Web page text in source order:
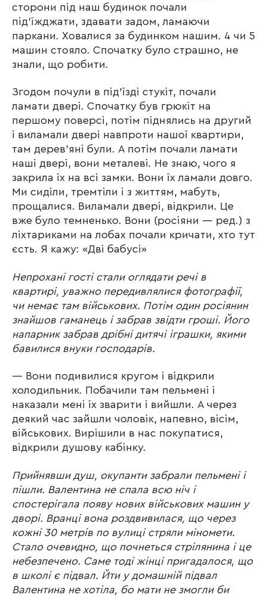
сторони під наш будинок почали
під’їжджати, здавати задом, ламаючи
паркани. Ховалися за будинком нашим. 4 чи 5
машин стояло. Спочатку було страшно, не
знали, що робити.
Згодом почули в під’їзді стукіт, почали
ламати двері. Спочатку був грюкіт на
першому поверсі, потім піднялись на другий
і виламали двері навпроти нашої квартири,
там дерев’яні були. А потім почали ламати
наші двері, вони металеві. Не знаю, чого я
закрила їх на всі замки. Вони їх ламали довго.
Ми сиділи, тремтіли і з життям, мабуть,
прощалися. Виламали двері, відкрили. Це
вже було темненько. Вони (росіяни — ред.) з
ліхтариками на лобах почали кричати, хто тут
єсть. Я кажу: «Дві бабусі»
Непрохані гості стали оглядати речі в
квартирі, уважно передивлялися фотографії,
чи немає там військових. Потім один росіянин
знайшов гаманець і забрав звідти гроші. Його
напарник забрав дрібні дитячі іграшки, якими
бавилися внуки господарів.
— Вони подивилися кругом і відкрили
холодильник. Побачили там пельмені і
наказали мені їх зварити і вийшли. А через
деякий час зайшли чоловік, напевно, вісім,
військових. Вирішили в нас покупатися,
відкрили душову кабінку.
Прийнявши душ, окупанти забрали пельмені і
пішли. Валентина не спала всю ніч і
спостерігала появу нових військових машин у
дворі. Вранці вона роздвивилася, що через
кожні 30 метрів по вулиці стряли міномети.
Стало очевидно, що почнеться стрілянина і це
небезпечено. Саме тоді жінці пригадалося, що
в школі є підвал. Йти у домашній підвал
Валентина не хотіла, бо мати не змогли би